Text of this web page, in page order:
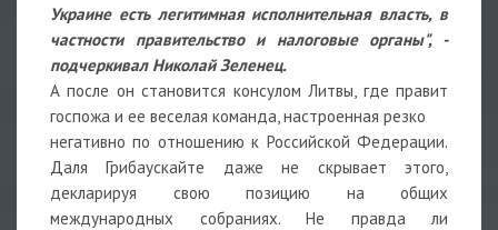
Украине есть легитимная исполнительная власть, в
частности правительство и налоговые органы", -
подчеркивал Николай Зеленец.
А после он становится консулом Литвы, где правит
госпожа и ее веселая команда, настроенная резко
негативно по отношению к Российской Федерации.
Даля Грибаускайте даже не скрывает этого,
декларируя свою позицию на общих
международных собраниях. Не правда ли